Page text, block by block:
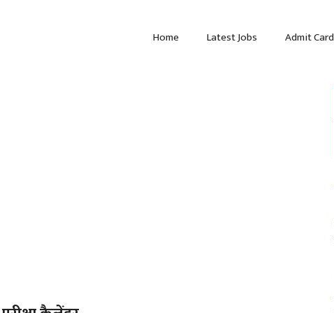
Home Latest Jobs Admit Card